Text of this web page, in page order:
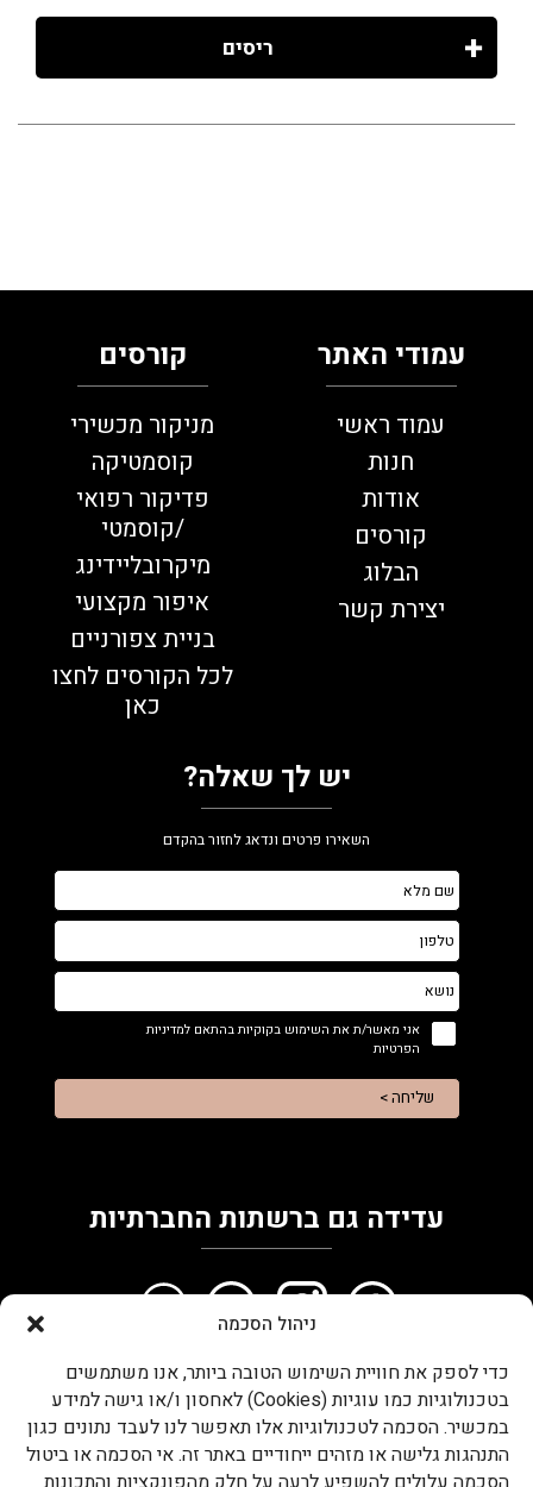
ניהול הסכמה
כדי לספק את חוויית השימוש הטובה ביותר, אנו משתמשים
בטכנולוגיות כמו עוגיות (Cookies) לאחסון ו/או גישה למידע
במכשיר. הסכמה לטכנולוגיות אלו תאפשר לנו לעבד נתונים כגון
התנהגות גלישה או מזהים ייחודיים באתר זה. אי הסכמה או ביטול
ריסים
עמודי האתר
עמוד ראשי
חנות
אודות
קורסים
הבלוג
יצירת קשר
קורסים
מניקור מכשירי
קוסמטיקה
פדיקור רפואי
/קוסמטי
מיקרובליידינג
איפור מקצועי
בניית צפורניים
לכל הקורסים לחצו
כאן
יש לך שאלה?
השאירו פרטים ונדאג לחזור בהקדם
אני מאשר/ת את השימוש בקוקיות בהתאם למדיניות
הפרטיות
שליחה >
עדידה גם ברשתות החברתיות
עדידה בטלפון
052-8747873
המותגים המובילים שלנו